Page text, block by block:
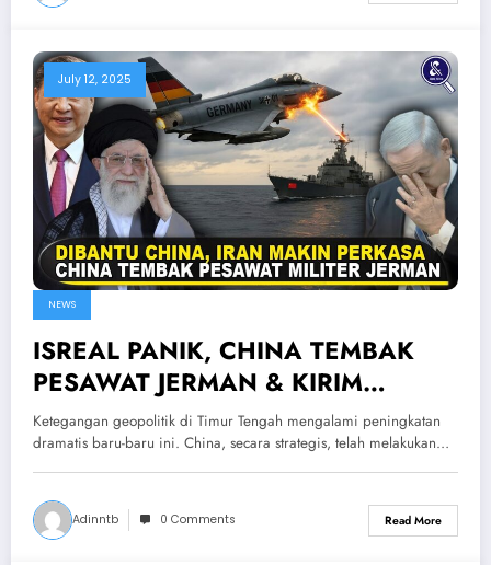
July 12, 2025
NEWS
ISREAL PANIK, CHINA TEMBAK
PESAWAT JERMAN & KIRIM
SENJATA KE IRAN — China Siap
Perang Bantu Iran
Ketegangan geopolitik di Timur Tengah mengalami peningkatan
dramatis baru-baru ini. China, secara strategis, telah melakukan…
Adinntb 0 Comments Read More